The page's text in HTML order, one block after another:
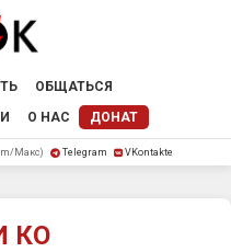
ОБЩАТЬСЯ
О НАС ДОНАТ
Макс) Telegram VKontakte
КО